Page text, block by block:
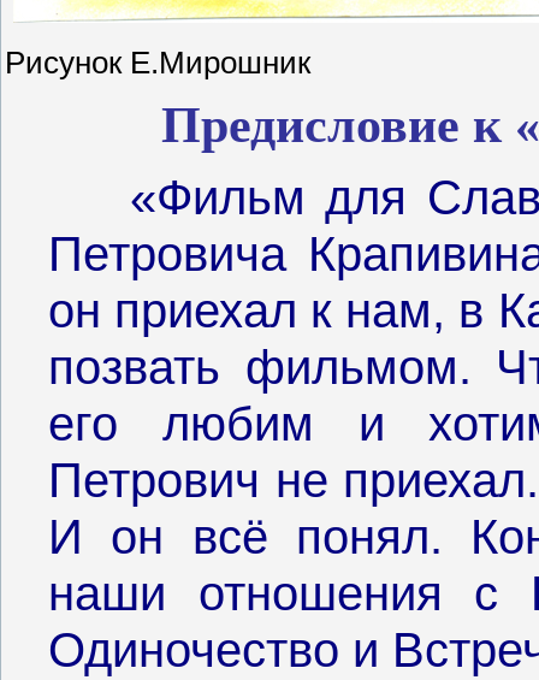
Рисунок Е.Мирошник
Предисловие к
«Фильм для
Петровича
он приехал к нам, в
позвать фильмом.
его любим и
Петрович не
И он всё понял.
наши отношения с
Одиночество и